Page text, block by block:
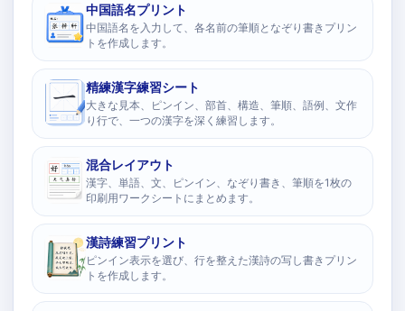
中国語名プリント
中国語名を入力して、各名前の筆順となぞり書きプリン
トを作成します。
精練漢字練習シート
大きな見本、ピンイン、部首、構造、筆順、語例、文作
り行で、一つの漢字を深く練習します。
混合レイアウト
漢字、単語、文、ピンイン、なぞり書き、筆順を1枚の
印刷用ワークシートにまとめます。
漢詩練習プリント
ピンイン表示を選び、行を整えた漢詩の写し書きプリン
トを作成します。